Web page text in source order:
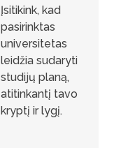
Įsitikink, kad
pasirinktas
universitetas
leidžia sudaryti
studijų planą,
atitinkantį tavo
kryptį ir lygį.